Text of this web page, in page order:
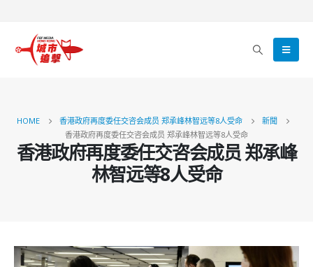
HOME 香港政府再度委任交咨会成员 郑承峰林智远等8人受命
新聞
香港政府再度委任交咨会成员 郑承峰林智远等8人受命
香港政府再度委任交咨会成员 郑承峰
林智远等8人受命